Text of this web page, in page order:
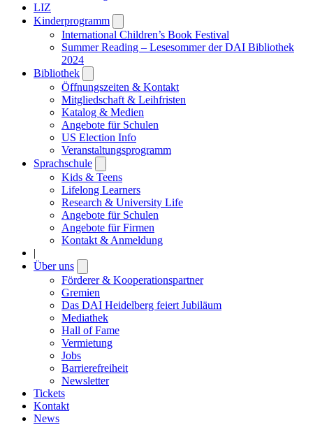
LIZ
Kinderprogramm
submenu
International Children’s Book Festival
Summer Reading – Lesesommer der DAI Bibliothek
2024
Bibliothek
submenu
Öffnungszeiten & Kontakt
Mitgliedschaft & Leihfristen
Katalog & Medien
Angebote für Schulen
US Election Info
Veranstaltungsprogramm
Sprachschule
submenu
Kids & Teens
Lifelong Learners
Research & University Life
Angebote für Schulen
Angebote für Firmen
Kontakt & Anmeldung
|
Über uns
submenu
Förderer & Kooperationspartner
Gremien
Das DAI Heidelberg feiert Jubiläum
Mediathek
Hall of Fame
Vermietung
Jobs
Barrierefreiheit
Newsletter
Tickets
Kontakt
News